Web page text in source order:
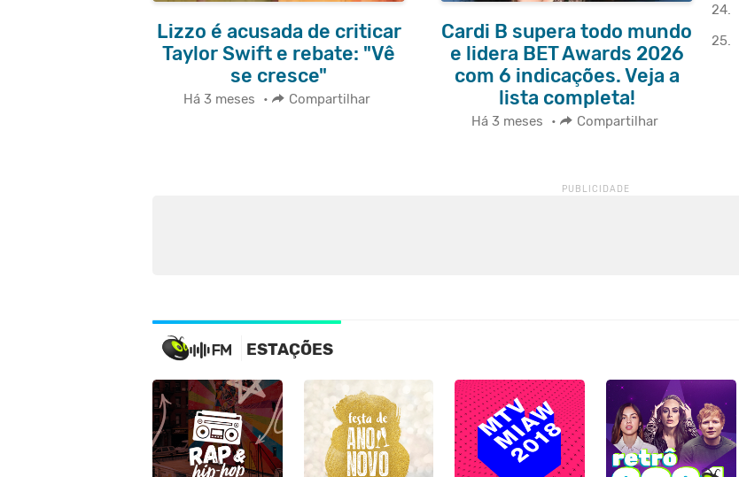
Lizzo é acusada de criticar
Taylor Swift e rebate: "Vê
se cresce"
Há 3 meses • Compartilhar
Cardi B supera todo mundo
e lidera BET Awards 2026
com 6 indicações. Veja a
lista completa!
Há 3 meses • Compartilhar
24.
25.
ESTAÇÕES